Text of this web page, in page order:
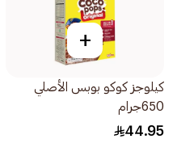
+
كيلوجز كوكو بوبس الأصلي
650جرام
44.95